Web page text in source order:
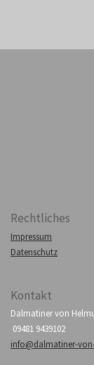
Rechtliches
Impressum
Datenschutz
Kontakt
Dalmatiner von
09481 9439102
info@dalmatiner-